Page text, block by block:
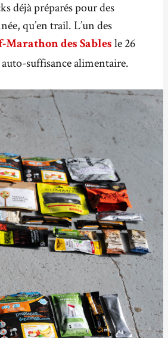
déjà préparés pour des
qu’en trail. L’un des
Marathon des Sables le 26
suffisance alimentaire.